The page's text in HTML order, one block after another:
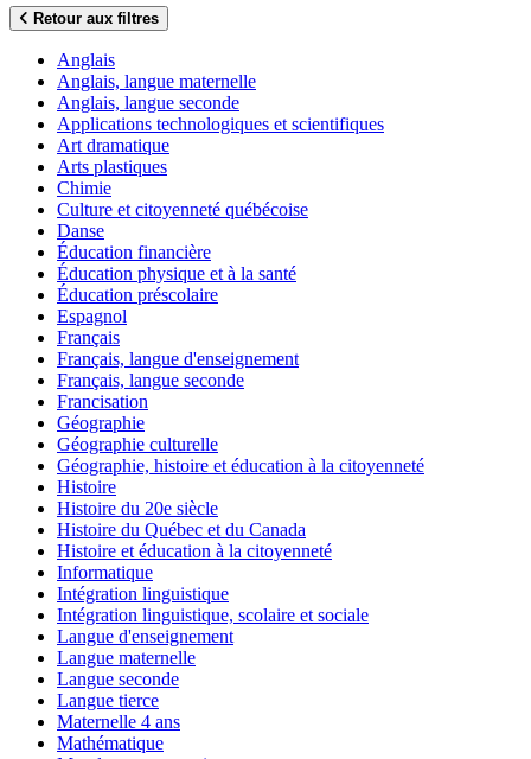
Retour aux filtres
Anglais
Anglais, langue maternelle
Anglais, langue seconde
Applications technologiques et scientifiques
Art dramatique
Arts plastiques
Chimie
Culture et citoyenneté québécoise
Danse
Éducation financière
Éducation physique et à la santé
Éducation préscolaire
Espagnol
Français
Français, langue d'enseignement
Français, langue seconde
Francisation
Géographie
Géographie culturelle
Géographie, histoire et éducation à la citoyenneté
Histoire
Histoire du 20e siècle
Histoire du Québec et du Canada
Histoire et éducation à la citoyenneté
Informatique
Intégration linguistique
Intégration linguistique, scolaire et sociale
Langue d'enseignement
Langue maternelle
Langue seconde
Langue tierce
Maternelle 4 ans
Mathématique